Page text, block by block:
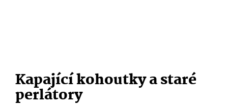
Kapající kohoutky a staré
perlátory